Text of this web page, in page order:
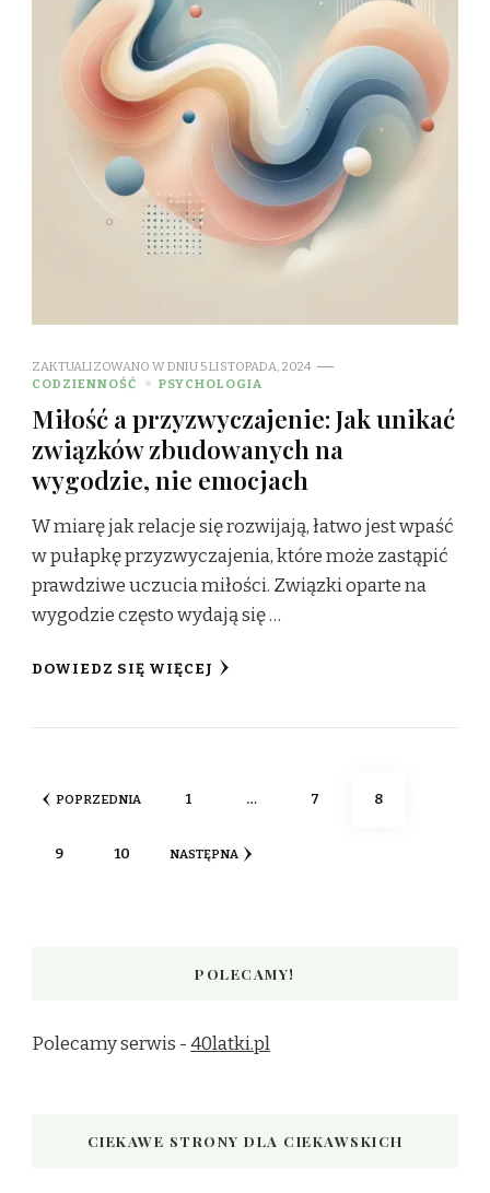
ZAKTUALIZOWANO W DNIU 5 LISTOPADA, 2024
CODZIENNOŚĆ
PSYCHOLOGIA
Miłość a przyzwyczajenie: Jak unikać
związków zbudowanych na
wygodzie, nie emocjach
W miarę jak relacje się rozwijają, łatwo jest wpaść
w pułapkę przyzwyczajenia, które może zastąpić
prawdziwe uczucia miłości. Związki oparte na
wygodzie często wydają się …
DOWIEDZ SIĘ WIĘCEJ
Stronicowanie
POPRZEDNIA STRONA
1 … STRONA
7 STRONA
8
STRONA
9 STRONA
10 NASTĘPNA
POLECAMY!
Polecamy serwis -40latki.pl
CIEKAWE STRONY DLA CIEKAWSKICH